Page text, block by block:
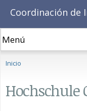
Coordinación de
Se encuentra
Inicio
Hochschule